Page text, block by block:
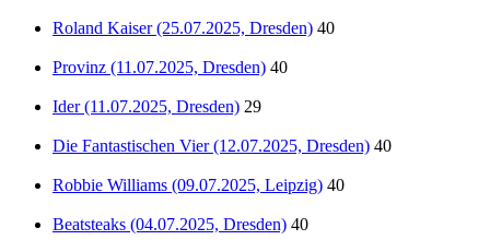
Roland Kaiser (25.07.2025, Dresden) 40
Provinz (11.07.2025, Dresden) 40
Ider (11.07.2025, Dresden) 29
Die Fantastischen Vier (12.07.2025, Dresden) 40
Robbie Williams (09.07.2025, Leipzig) 40
Beatsteaks (04.07.2025, Dresden) 40